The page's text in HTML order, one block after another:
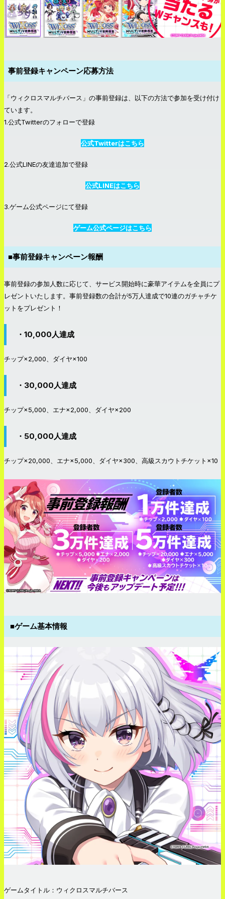
事前登録キャンペーン応募方法
「ウィクロスマルチバース」の事前登録は、以下の方法で参加を受け付け
ています。
1.公式Twitterのフォローで登録
公式Twitterはこちら
2.公式LINEの友達追加で登録
公式LINEはこちら
3.ゲーム公式ページにて登録
ゲーム公式ページはこちら
■事前登録キャンペーン報酬
事前登録の参加人数に応じて、サービス開始時に豪華アイテムを全員にプ
レゼントいたします。事前登録数の合計が5万人達成で10連のガチャチケ
ットをプレゼント！
・10,000人達成
チップ×2,000、ダイヤ×100
・30,000人達成
チップ×5,000、エナ×2,000、ダイヤ×200
・50,000人達成
チップ×20,000、エナ×5,000、ダイヤ×300、高級スカウトチケット×10
■ゲーム基本情報
ゲームタイトル：ウィクロスマルチバース